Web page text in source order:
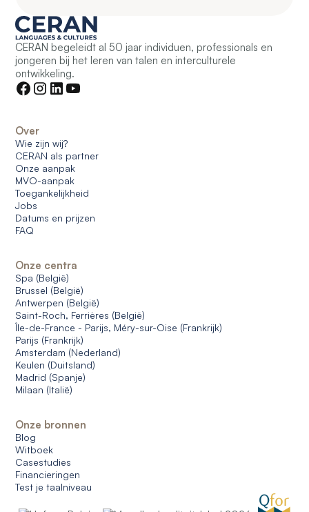
CERAN begeleidt al 50 jaar individuen, professionals en
jongeren bij het leren van talen en interculturele
ontwikkeling.
Over
Wie zijn wij?
CERAN als partner
Onze aanpak
MVO-aanpak
Toegankelijkheid
Jobs
Datums en prijzen
FAQ
Onze centra
Spa (België)
Brussel (België)
Antwerpen (België)
Saint-Roch, Ferrières (België)
Île-de-France - Parijs, Méry-sur-Oise (Frankrijk)
Parijs (Frankrijk)
Amsterdam (Nederland)
Keulen (Duitsland)
Madrid (Spanje)
Milaan (Italië)
Onze bronnen
Blog
Witboek
Casestudies
Financieringen
Test je taalniveau